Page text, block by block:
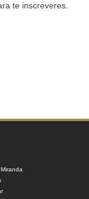
te inscreveres.